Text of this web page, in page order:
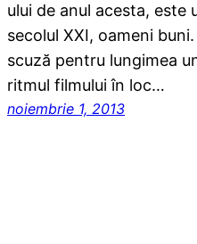
ului de anul acesta, este
secolul XXI, oameni
scuză pentru lungimea
ritmul filmului în loc…
noiembrie 1, 2013